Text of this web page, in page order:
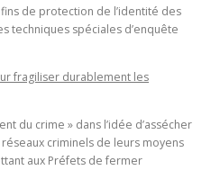
de protection de l’identité des
techniques spéciales d’enquête
fragiliser durablement les
du crime » dans l’idée d’assécher
criminels de leurs moyens
aux Préfets de fermer